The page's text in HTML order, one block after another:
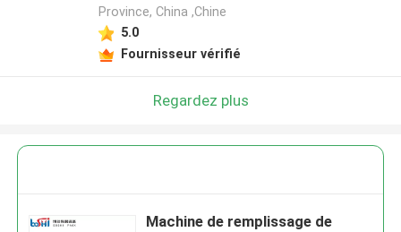
Province, China ,Chine
5.0
Fournisseur vérifié
Regardez plus
Machine de remplissage de